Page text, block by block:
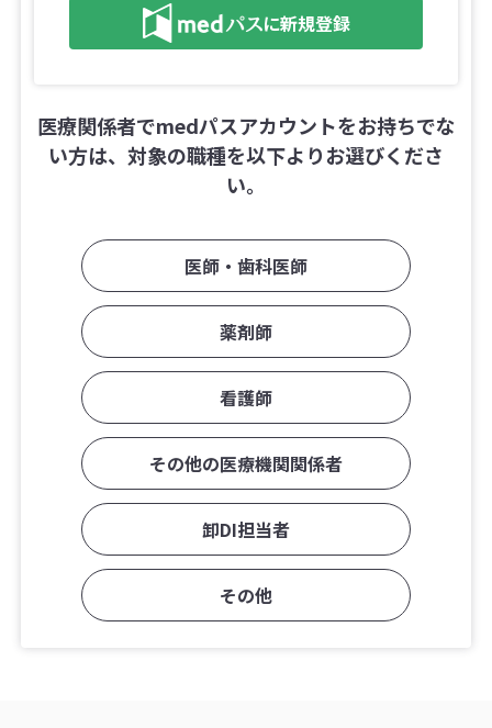
に新規登録
医療関係者でmedパスアカウントをお持ちでな
い方は、対象の職種を以下よりお選びくださ
い。
医師・歯科医師
薬剤師
看護師
その他の医療機関関係者
卸DI担当者
その他